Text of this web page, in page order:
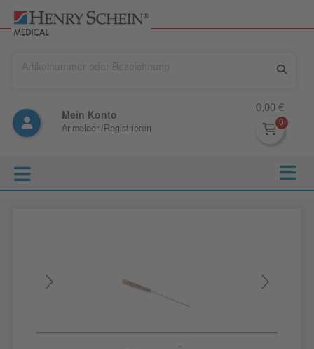
Mein Konto
Anmelden/Registrieren
0,00 €